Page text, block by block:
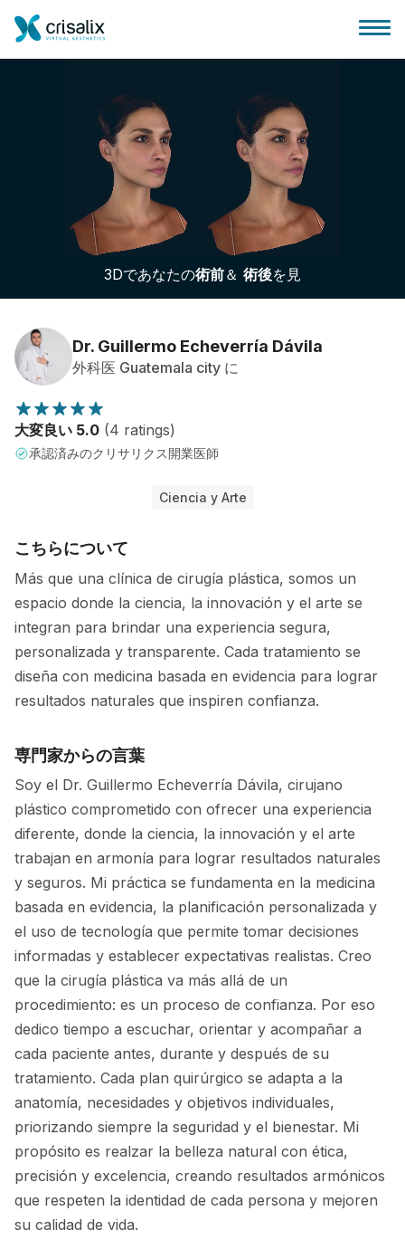
外科医ホーム
3Dビジネスプラットフォーム
サブスクリプションプラン
患者様のレビュー
3Dであなたの術前＆ 術後を見
Dr. Guillermo Echeverría Dávila
外科医 Guatemala city に
大変良い 5.0 (4 ratings)
承認済みのクリサリクス開業医師
Ciencia y Arte
こちらについて
Más que una clínica de cirugía plástica, somos un
espacio donde la ciencia, la innovación y el arte se
integran para brindar una experiencia segura,
personalizada y transparente. Cada tratamiento se
diseña con medicina basada en evidencia para lograr
resultados naturales que inspiren confianza.
専門家からの言葉
Soy el Dr. Guillermo Echeverría Dávila, cirujano
plástico comprometido con ofrecer una experiencia
diferente, donde la ciencia, la innovación y el arte
trabajan en armonía para lograr resultados naturales
y seguros. Mi práctica se fundamenta en la medicina
basada en evidencia, la planificación personalizada y
el uso de tecnología que permite tomar decisiones
informadas y establecer expectativas realistas. Creo
que la cirugía plástica va más allá de un
procedimiento: es un proceso de confianza. Por eso
dedico tiempo a escuchar, orientar y acompañar a
cada paciente antes, durante y después de su
tratamiento. Cada plan quirúrgico se adapta a la
anatomía, necesidades y objetivos individuales,
priorizando siempre la seguridad y el bienestar. Mi
propósito es realzar la belleza natural con ética,
precisión y excelencia, creando resultados armónicos
que respeten la identidad de cada persona y mejoren
su calidad de vida.